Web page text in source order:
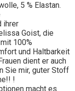
5 % Elastan.
ihrer
Goist, die
100%
und Haltbarkeit
dient er auch
Sie mir, guter Stoff
!
macht es